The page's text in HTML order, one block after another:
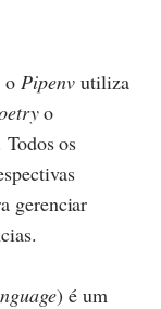
o Pipenvutiliza
o
Todos os
gerenciar
) é um